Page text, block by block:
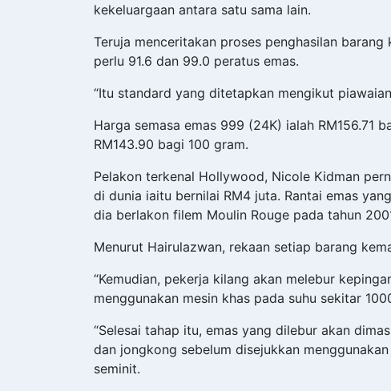
kekeluargaan antara satu sama lain.
Teruja menceritakan proses penghasilan
perlu 91.6 dan 99.0 peratus emas.
“Itu standard yang ditetapkan mengikut
Harga semasa emas 999 (24K) ialah RM156.71
RM143.90 bagi 100 gram.
Pelakon terkenal Hollywood, Nicole Kidman
di dunia iaitu bernilai RM4 juta. Rantai emas
dia berlakon filem Moulin Rouge pada tahun
Menurut Hairulazwan, rekaan setiap barang
“Kemudian, pekerja kilang akan melebur
menggunakan mesin khas pada suhu sekitar
“Selesai tahap itu, emas yang dilebur akan
dan jongkong sebelum disejukkan
seminit.